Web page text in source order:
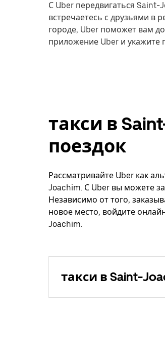
С Uber передвигаться
встречаетесь с друзьями в
городе, Uber поможет вам
приложение Uber и укажите
такси в
поездок
Рассматривайте Uber как
Joachim. С Uber вы можете
Независимо от того,
новое место, войдите
Joachim.
такси в Saint-